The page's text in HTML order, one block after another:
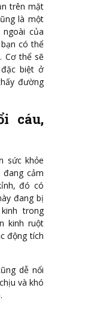
trên mặt
là một
của
có thể
Cơ thể sẽ
biệt ở
đường
cáu,
sức khỏe
đang cảm
đó có
đang bị
trong
kinh ruột
động tích
dễ nổi
và khó